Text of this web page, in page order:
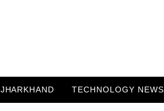
JHARKHAND TECHNOLOGY NEWS